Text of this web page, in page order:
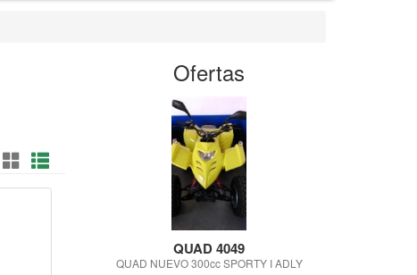
Ofertas
QUAD 4049
QUAD NUEVO 300cc SPORTY I ADLY